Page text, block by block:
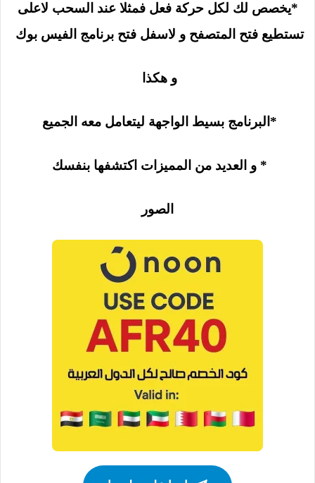
*يخصص لك لكل حركة فعل فمثلا عند السحب لاعلى
تستطيع فتح المتصفح و لاسفل فتح برنامج الفيس بوك
و هكذا
*البرنامج بسيط الواجهة ليتعامل معه الجميع
* و العديد من المميزات اكتشفها بنفسك
الصور